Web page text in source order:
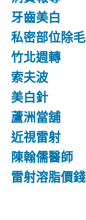
牙齒美白
私密部位除毛
竹北週轉
索夫波
美白針
蘆洲當舖
近視雷射
陳翰儒醫師
雷射溶脂價錢